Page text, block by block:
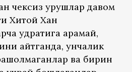
чексиз урушлар давом
Хитой Хан
қудратига қарамай,
айтганда, унчалик
ва бирин